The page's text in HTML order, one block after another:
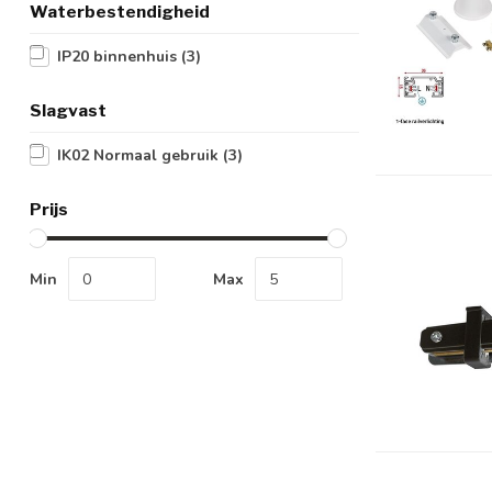
Waterbestendigheid
IP20 binnenhuis (3)
Slagvast
IK02 Normaal gebruik (3)
Prijs
Min Max